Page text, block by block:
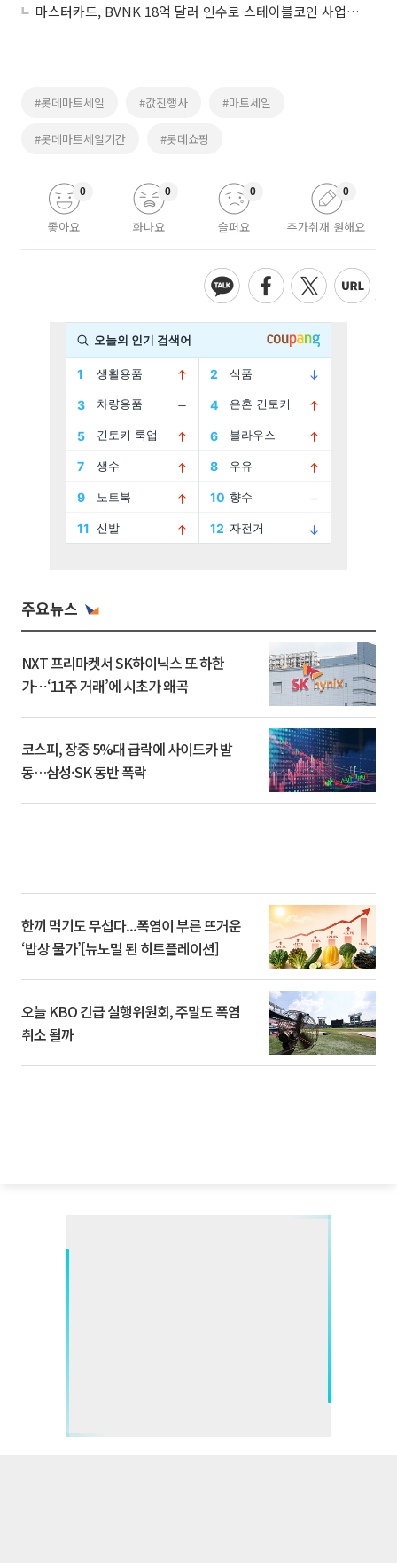
마스터카드, BVNK 18억 달러 인수로 스테이블코인 사업 본격 확장
#롯데마트세일 #값진행사 #마트세일
#롯데마트세일기간 #롯데쇼핑
좋아요
0
화나요
0
슬퍼요
0
추가취재 원해요
0
주요뉴스
NXT 프리마켓서 SK하이닉스 또 하한
가⋯‘11주 거래’에 시초가 왜곡
코스피, 장중 5%대 급락에 사이드카 발
동…삼성·SK 동반 폭락
한끼 먹기도 무섭다...폭염이 부른 뜨거운
‘밥상 물가’[뉴노멀 된 히트플레이션]
오늘 KBO 긴급 실행위원회, 주말도 폭염
취소 될까